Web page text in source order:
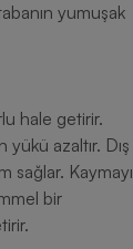
yumuşak
hale getirir.
azaltır. Dış
sağlar. Kaymayı
bir